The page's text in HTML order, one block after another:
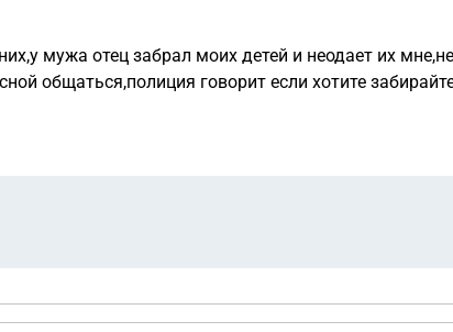
мужа отец забрал моих детей и неодает их
общаться,полиция говорит если хотите
избивала их,но я их вообще не трогала,